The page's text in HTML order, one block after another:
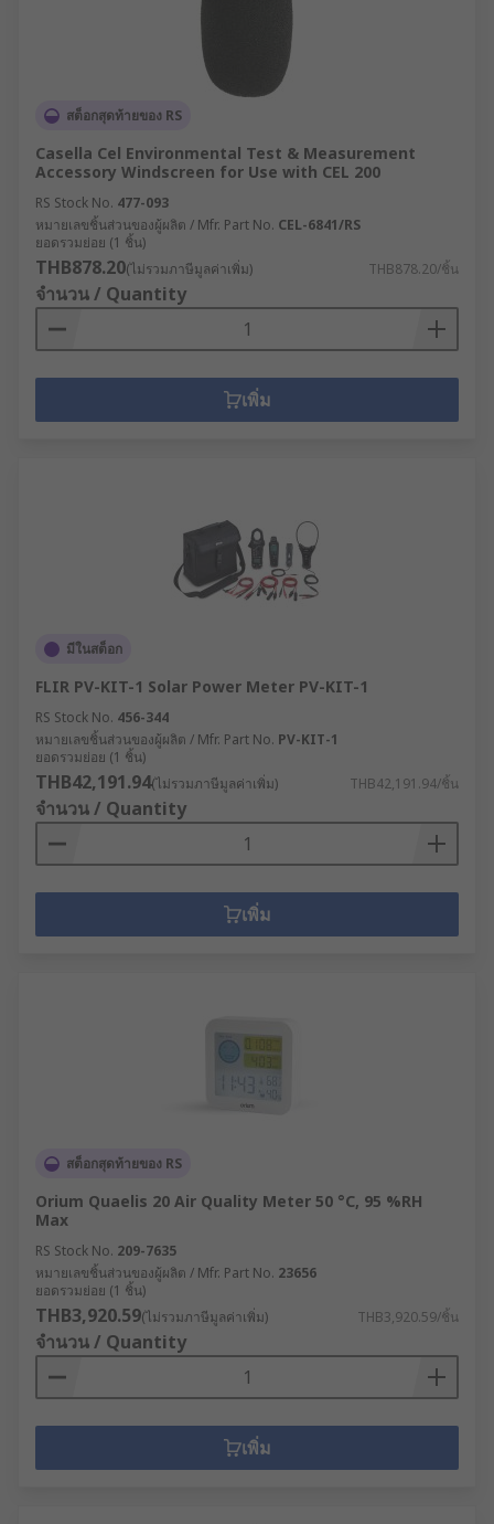
สต็อกสุดท้ายของ RS
Casella Cel Environmental Test & Measurement
Accessory Windscreen for Use with CEL 200
RS Stock No. 477-093
หมายเลขชิ้นส่วนของผู้ผลิต / Mfr. Part No. CEL-6841/RS
ยอดรวมย่อย (1 ชิ้น)
THB878.20(ไม่รวมภาษีมูลค่าเพิ่ม) THB878.20/ชิ้น
จำนวน / Quantity
เพิ่ม
มีในสต็อก
FLIR PV-KIT-1 Solar Power Meter PV-KIT-1
RS Stock No. 456-344
หมายเลขชิ้นส่วนของผู้ผลิต / Mfr. Part No. PV-KIT-1
ยอดรวมย่อย (1 ชิ้น)
THB42,191.94(ไม่รวมภาษีมูลค่าเพิ่ม) THB42,191.94/ชิ้น
จำนวน / Quantity
เพิ่ม
สต็อกสุดท้ายของ RS
Orium Quaelis 20 Air Quality Meter 50 °C, 95 %RH
Max
RS Stock No. 209-7635
หมายเลขชิ้นส่วนของผู้ผลิต / Mfr. Part No. 23656
ยอดรวมย่อย (1 ชิ้น)
THB3,920.59(ไม่รวมภาษีมูลค่าเพิ่ม) THB3,920.59/ชิ้น
จำนวน / Quantity
เพิ่ม